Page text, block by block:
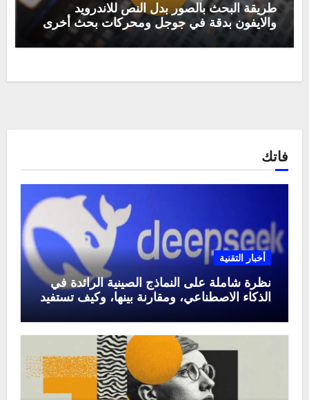
طريقة البحث بالصور بدل النص للاندرويد
والايفون بدقة في جوجل ومحركات بحث أخرى
فاتك
أخبار التقنية
نظرة شاملة على النماذج الصينية الرائدة في
الذكاء الاصطناعي، ومقارنة بينها، وكيف تستفيد